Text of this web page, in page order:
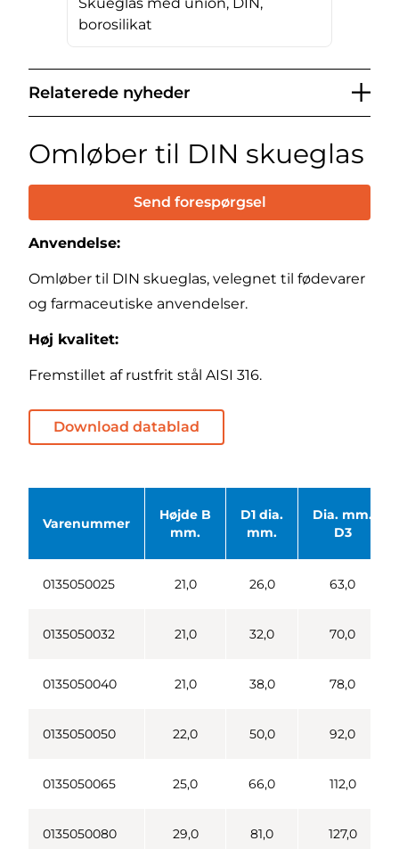
borosilikat
Relaterede nyheder
Omløber til DIN skueglas
Send forespørgsel
Anvendelse:
Omløber til DIN skueglas, velegnet til fødevarer
og farmaceutiske anvendelser.
Høj kvalitet:
Fremstillet af rustfrit stål AISI 316.
Download datablad
Varenummer
Højde B
mm.
D1 dia.
mm.
Dia. mm.
D3
0135050025 21,0 26,0 63,0
0135050032 21,0 32,0 70,0
0135050040 21,0 38,0 78,0
0135050050 22,0 50,0 92,0
0135050065 25,0 66,0 112,0
0135050080 29,0 81,0 127,0